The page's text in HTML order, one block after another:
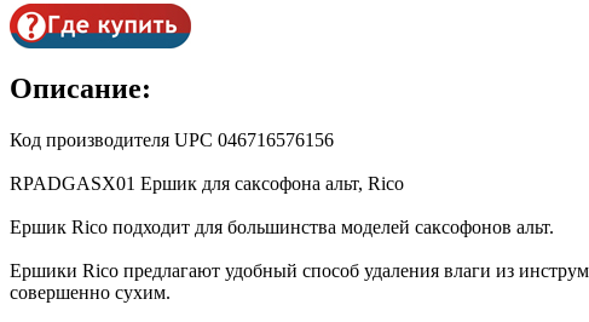
Описание:
Код производителя UPC 046716576156
RPADGASX01 Ершик для саксофона альт, Rico
Ершик Rico подходит для большинства моделей саксофонов альт.
Ершики Ricо предлагают удобный способ удаления влаги из
совершенно сухим.